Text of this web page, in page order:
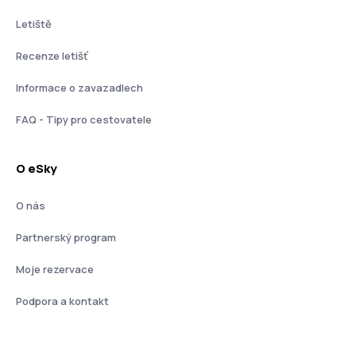
Letiště
Recenze letišť
Informace o zavazadlech
FAQ - Tipy pro cestovatele
O eSky
O nás
Partnerský program
Moje rezervace
Podpora a kontakt